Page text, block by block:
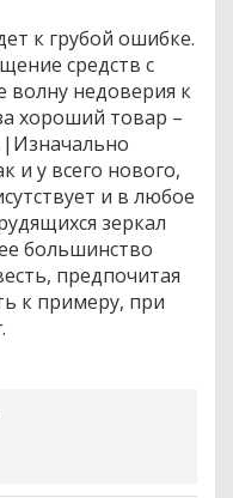
к грубой ошибке.
средств с
волну недоверия к
хороший товар –
|Изначально
и у всего нового,
и в любое
зеркал
большинство
предпочитая
к примеру, при